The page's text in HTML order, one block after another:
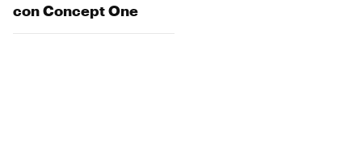
con Concept One